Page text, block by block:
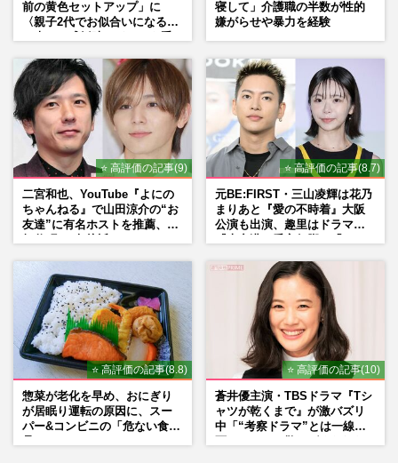
前の黄色セットアップ」に
〈親子2代でお似合いになる〉
寝して」介護職の半数が性的
嫌がらせや暴力を経験
⭐ 高評価の記事(9)
二宮和也、YouTube『よにの
ちゃんねる』で山田涼介の“お
友達”に有名ホストを推薦、歌
⭐ 高評価の記事(8.7)
元BE:FIRST・三山凌輝は花乃
まりあと『愛の不時着』大阪
公演も出演、趣里はドラマ
⭐ 高評価の記事(8.8)
惣菜が老化を早め、おにぎり
が居眠り運転の原因に、スー
パー&コンビニの「危ない食
⭐ 高評価の記事(10)
蒼井優主演・TBSドラマ『Tシ
ャツが乾くまで』が激バズリ
中「“考察ドラマ”とは一線を